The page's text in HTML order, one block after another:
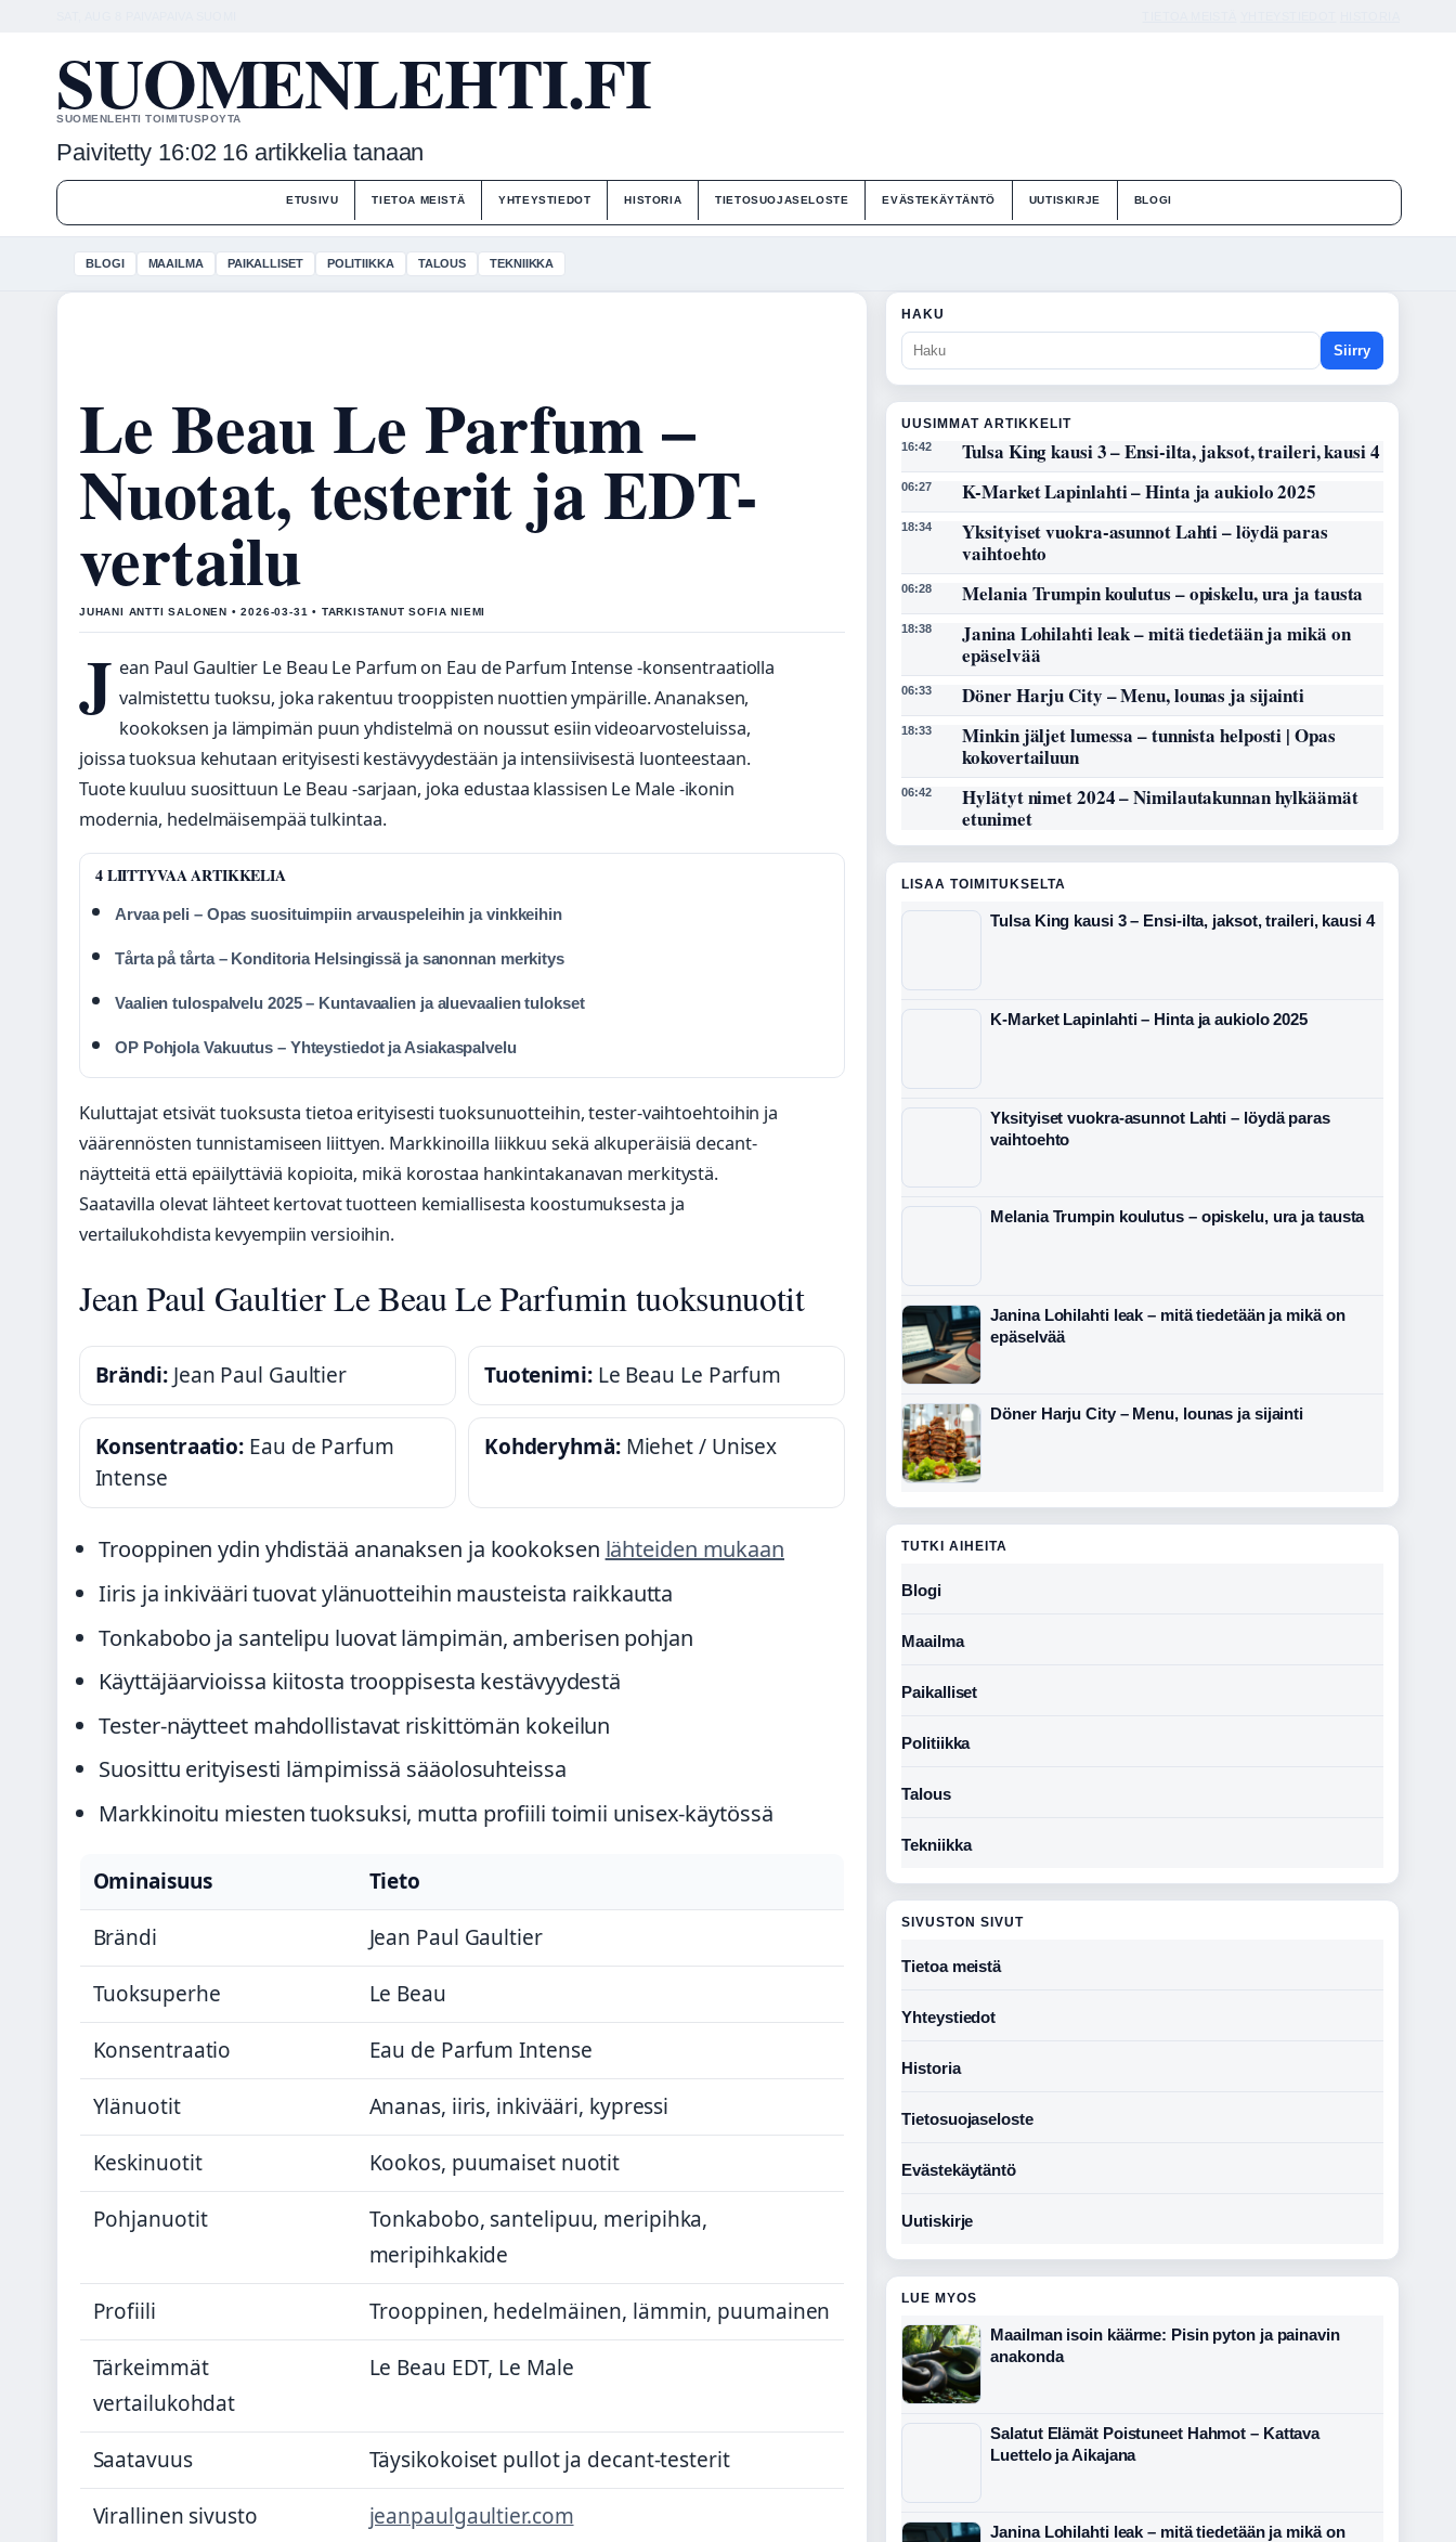
SUOMENLEHTI.FI
SUOMENLEHTI TOIMITUSPOYTA
Paivitetty 16:02 16 artikkelia tanaan
ETUSIVU TIETOA MEISTÄ YHTEYSTIEDOT HISTORIA TIETOSUOJASELOSTE EVÄSTEKÄYTÄNTÖ UUTISKIRJE BLOGI
BLOGI MAAILMA PAIKALLISET POLITIIKKA TALOUS TEKNIIKKA
Le Beau Le Parfum –
Nuotat, testerit ja EDT-
vertailu
JUHANI ANTTI SALONEN • 2026-03-31 • TARKISTANUT SOFIA NIEMI
J ean Paul Gaultier Le Beau Le Parfum on Eau de Parfum Intense -konsentraatiolla
valmistettu tuoksu, joka rakentuu trooppisten nuottien ympärille. Ananaksen,
kookoksen ja lämpimän puun yhdistelmä on noussut esiin videoarvosteluissa,
joissa tuoksua kehutaan erityisesti kestävyydestään ja intensiivisestä luonteestaan.
Tuote kuuluu suosittuun Le Beau -sarjaan, joka edustaa klassisen Le Male -ikonin
modernia, hedelmäisempää tulkintaa.
4 LIITTYVAA ARTIKKELIA
Arvaa peli – Opas suosituimpiin arvauspeleihin ja vinkkeihin
Tårta på tårta – Konditoria Helsingissä ja sanonnan merkitys
Vaalien tulospalvelu 2025 – Kuntavaalien ja aluevaalien tulokset
OP Pohjola Vakuutus – Yhteystiedot ja Asiakaspalvelu
Kuluttajat etsivät tuoksusta tietoa erityisesti tuoksunuotteihin, tester-vaihtoehtoihin ja
väärennösten tunnistamiseen liittyen. Markkinoilla liikkuu sekä alkuperäisiä decant-
näytteitä että epäilyttäviä kopioita, mikä korostaa hankintakanavan merkitystä.
Saatavilla olevat lähteet kertovat tuotteen kemiallisesta koostumuksesta ja
vertailukohdista kevyempiin versioihin.
Jean Paul Gaultier Le Beau Le Parfumin tuoksunuotit
Brändi:Jean Paul Gaultier Tuotenimi:Le Beau Le Parfum
Konsentraatio: Eau de Parfum
Intense
Kohderyhmä:Miehet / Unisex
Trooppinen ydin yhdistää ananaksen ja kookoksen lähteiden mukaan
Iiris ja inkivääri tuovat ylänuotteihin mausteista raikkautta
Tonkabobo ja santelipu luovat lämpimän, amberisen pohjan
Käyttäjäarvioissa kiitosta trooppisesta kestävyydestä
Tester-näytteet mahdollistavat riskittömän kokeilun
Suosittu erityisesti lämpimissä sääolosuhteissa
Markkinoitu miesten tuoksuksi, mutta profiili toimii unisex-käytössä
Ominaisuus
Tieto
Brändi
Jean Paul Gaultier
Tuoksuperhe
Le Beau
Konsentraatio
Eau de Parfum Intense
Ylänuotit
Ananas, iiris, inkivääri, kypressi
Keskinuotit
Kookos, puumaiset nuotit
Pohjanuotit
Tonkabobo, santelipuu, meripihka,
meripihkakide
Profiili
Trooppinen, hedelmäinen, lämmin, puumainen
Tärkeimmät
vertailukohdat
Le Beau EDT, Le Male
Saatavuus
Täysikokoiset pullot ja decant-testerit
Virallinen sivusto
jeanpaulgaultier.com
HAKU
Siirry
UUSIMMAT ARTIKKELIT
16:42 Tulsa King kausi 3 – Ensi-ilta, jaksot, traileri, kausi 4
06:27 K-Market Lapinlahti – Hinta ja aukiolo 2025
18:34
Yksityiset vuokra-asunnot Lahti – löydä paras
vaihtoehto
06:28 Melania Trumpin koulutus – opiskelu, ura ja tausta
18:38
Janina Lohilahti leak – mitä tiedetään ja mikä on
epäselvää
06:33 Döner Harju City – Menu, lounas ja sijainti
18:33
Minkin jäljet lumessa – tunnista helposti | Opas
kokovertailuun
06:42
Hylätyt nimet 2024 – Nimilautakunnan hylkäämät
etunimet
LISAA TOIMITUKSELTA
Tulsa King kausi 3 – Ensi-ilta, jaksot, traileri, kausi 4
K-Market Lapinlahti – Hinta ja aukiolo 2025
Yksityiset vuokra-asunnot Lahti – löydä paras
vaihtoehto
Melania Trumpin koulutus – opiskelu, ura ja tausta
Janina Lohilahti leak – mitä tiedetään ja mikä on
epäselvää
Döner Harju City – Menu, lounas ja sijainti
TUTKI AIHEITA
Blogi
Maailma
Paikalliset
Politiikka
Talous
Tekniikka
SIVUSTON SIVUT
Tietoa meistä
Yhteystiedot
Historia
Tietosuojaseloste
Evästekäytäntö
Uutiskirje
LUE MYOS
Maailman isoin käärme: Pisin pyton ja painavin
anakonda
Salatut Elämät Poistuneet Hahmot – Kattava
Luettelo ja Aikajana
Janina Lohilahti leak – mitä tiedetään ja mikä on